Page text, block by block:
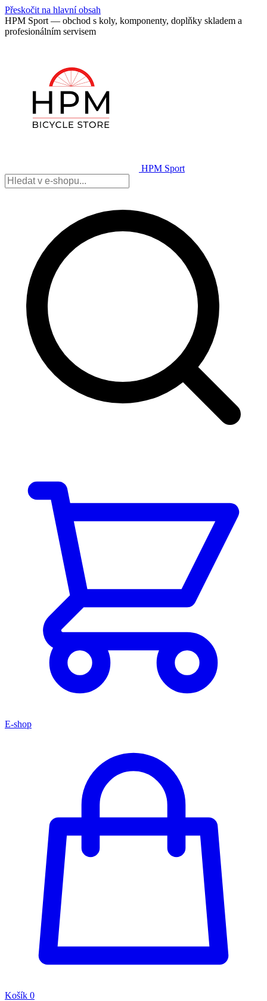
Přeskočit na hlavní obsah
HPM Sport — obchod s koly, komponenty, doplňky skladem a
profesionálním servisem
HPM Sport
E-shop
Košík 0